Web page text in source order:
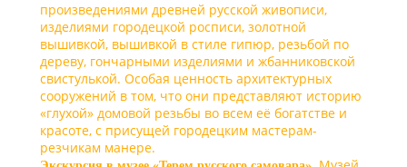
произведениями древней русской живописи,
изделиями городецкой росписи, золотной
вышивкой, вышивкой в стиле гипюр, резьбой по
дереву, гончарными изделиями и жбанниковской
свистулькой. Особая ценность архитектурных
сооружений в том, что они представляют историю
«глухой» домовой резьбы во всем её богатстве и
красоте, с присущей городецким мастерам-
резчикам манере.